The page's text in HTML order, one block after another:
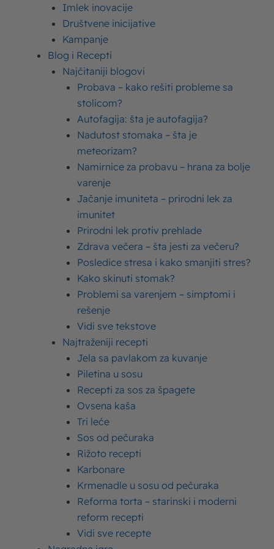
Imlek inovacije
Društvene inicijative
Kampanje
Blog i Recepti
Najčitaniji blogovi
Probava – kako rešiti probleme sa
stolicom?
Autofagija: šta je autofagija?
Nadutost stomaka – šta je
meteorizam?
Namirnice za probavu – hrana za bolje
varenje
Jačanje imuniteta – prirodni lek za
imunitet
Prirodni lek protiv prehlade
Zdrava večera – šta jesti za večeru?
Posledice stresa i kako smanjiti stres?
Kako skinuti stomak?
Problemi sa varenjem – simptomi i
rešenje
Vidi sve tekstove
Najtraženiji recepti
Jela sa pavlakom za kuvanje
Piletina u sosu
Recepti za sos za špagete
Ovsena kaša
Tri leće
Sos od pečuraka
Rižoto recepti
Karbonare
Krmenadle u sosu od pečuraka
Reforma torta – starinski i moderni
reform recepti
Vidi sve recepte
Poslednji tekstovi
Zdravlje Imlek 01. 10. 2020.
Vitamin C – značaj vitamina
C (askorbinske kiseline) za
zdravlje
Ishrana Imlek 23. 09. 2020.
Jagode – vitamini u
zdravlje i imunitet
Ishrana
Ugljeni hidrati – šta su
ugljeni hidrati u hrani i koja
Lifestyle
Šta jesti pre treninga –
saveti i ideje za obrok pre
treninga
Lifestyle Imlek 03. 08. 2020.
Zdravi slatkiši koji ne goje –
kako pripremiti zdrave
poslastice?
Vitamini za imunitet –
najbolji vitamini za imunitet
StranicaStranica
Stranica
Stranica
Stranica
StranicaStranica